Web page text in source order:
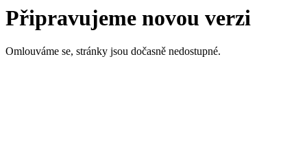
Připravujeme novou verzi
Omlouváme se, stránky jsou dočasně nedostupné.